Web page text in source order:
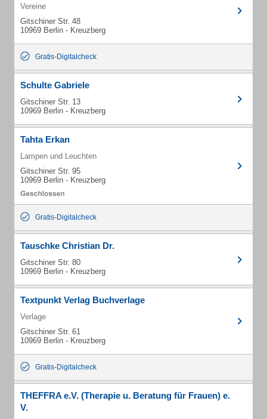
Vereine
Gitschiner Str. 48
10969 Berlin - Kreuzberg
Gratis-Digitalcheck
Schulte Gabriele
Gitschiner Str. 13
10969 Berlin - Kreuzberg
Tahta Erkan
Lampen und Leuchten
Gitschiner Str. 95
10969 Berlin - Kreuzberg
Gratis-Digitalcheck
Tauschke Christian Dr.
Gitschiner Str. 80
10969 Berlin - Kreuzberg
Textpunkt Verlag Buchverlage
Verlage
Gitschiner Str. 61
10969 Berlin - Kreuzberg
Gratis-Digitalcheck
THEFFRA e.V. (Therapie u. Beratung für Frauen) e.
V.